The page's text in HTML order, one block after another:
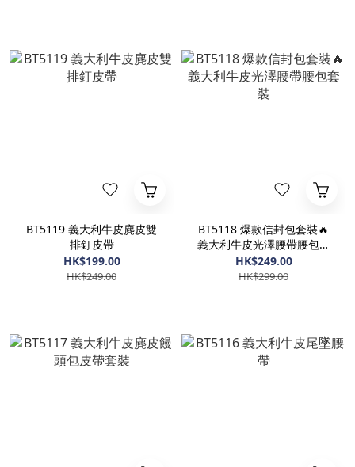
BT5119 義大利牛皮麂皮雙
排釘皮帶
HK$199.00
HK$249.00
BT5118 爆款信封包套裝🔥
義大利牛皮光澤腰帶腰包套
裝
HK$249.00
HK$299.00